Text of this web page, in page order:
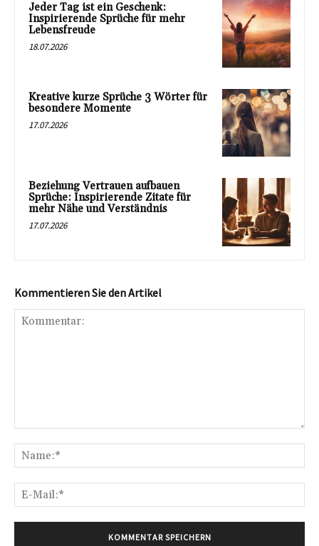
Jeder Tag ist ein Geschenk:
Inspirierende Sprüche für mehr
Lebensfreude
18.07.2026
Kreative kurze Sprüche 3 Wörter für
besondere Momente
17.07.2026
Beziehung Vertrauen aufbauen
Sprüche: Inspirierende Zitate für
mehr Nähe und Verständnis
17.07.2026
Kommentieren Sie den Artikel